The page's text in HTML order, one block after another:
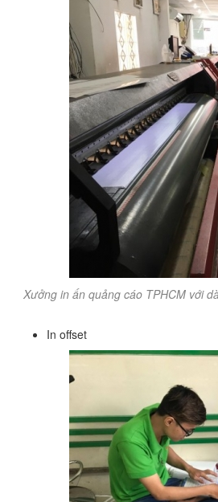
Xưởng in ấn quảng cáo TPHCM với
In offset